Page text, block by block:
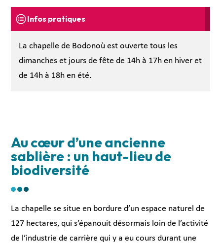
Infos pratiques
La chapelle de Bodonoù est ouverte tous les
dimanches et jours de fête de 14h à 17h en hiver et
de 14h à 18h en été.
Au cœur d’une ancienne
sablière : un haut-lieu de
biodiversité
La chapelle se situe en bordure d’un espace naturel de
127 hectares, qui s’épanouit désormais loin de l’activité
de l’industrie de carrière qui y a eu cours durant une